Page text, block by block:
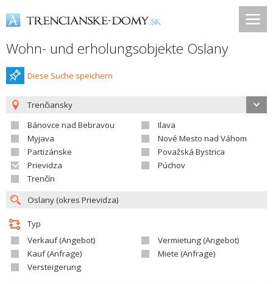
Wohn- und erholungsobjekte Oslany
Diese Suche speichern
Trenčiansky
Bánovce nad Bebravou
Ilava
Myjava
Nové Mesto nad Váhom
Partizánske
Považská Bystrica
Prievidza
Púchov
Trenčín
Typ
Verkauf (Angebot)
Vermietung (Angebot)
Kauf (Anfrage)
Miete (Anfrage)
Versteigerung